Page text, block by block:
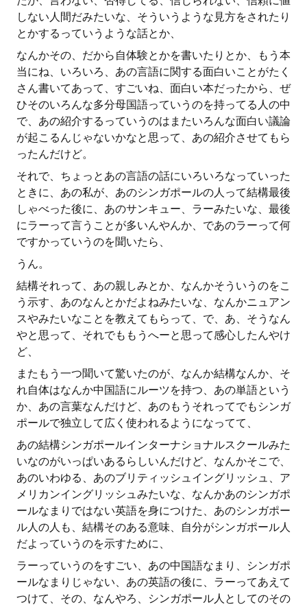
しない人間だみたいな、そういうような見方をされたり
とかするっていうような話とか、
なんかその、だから自体験とかを書いたりとか、もう本
当にね、いろいろ、あの言語に関する面白いことがたく
さん書いてあって、すごいね、面白い本だったから、ぜ
ひそのいろんな多分母国語っていうのを持ってる人の中
で、あの紹介するっていうのはまたいろんな面白い議論
が起こるんじゃないかなと思って、あの紹介させてもら
ったんだけど。
それで、ちょっとあの言語の話にいろいろなっていった
ときに、あの私が、あのシンガポールの人って結構最後
しゃべった後に、あのサンキュー、ラーみたいな、最後
にラーって言うことが多いんやんか、であのラーって何
ですかっていうのを聞いたら、
うん。
結構それって、あの親しみとか、なんかそういうのをこ
う示す、あのなんとかだよねみたいな、なんかニュアン
スやみたいなことを教えてもらって、で、あ、そうなん
やと思って、それでももうへーと思って感心したんやけ
ど、
またもう一つ聞いて驚いたのが、なんか結構なんか、そ
れ自体はなんか中国語にルーツを持つ、あの単語という
か、あの言葉なんだけど、あのもうそれってでもシンガ
ポールで独立して広く使われるようになってて、
あの結構シンガポールインターナショナルスクールみた
いなのがいっぱいあるらしいんだけど、なんかそこで、
あのいわゆる、あのブリティッシュイングリッシュ、ア
メリカンイングリッシュみたいな、なんかあのシンガポ
ールなまりではない英語を身につけた、あのシンガポー
ル人の人も、結構そのある意味、自分がシンガポール人
だよっていうのを示すために、
ラーっていうのをすごい、あの中国語なまり、シンガポ
ールなまりじゃない、あの英語の後に、ラーってあえて
つけて、その、なんやろ、シンガポール人としてのその